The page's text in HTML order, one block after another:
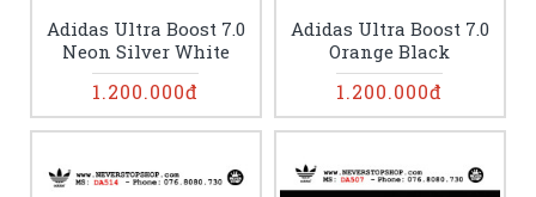
Adidas Ultra Boost 7.0
Neon Silver White
1.200.000đ
Adidas Ultra Boost 7.0
Orange Black
1.200.000đ